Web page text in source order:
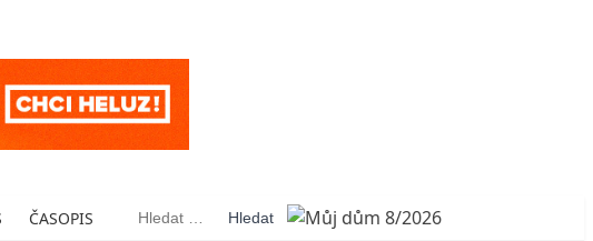
ČASOPIS Vyhledávání